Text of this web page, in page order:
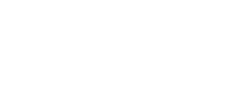
einfach. Doch dazu muss erst